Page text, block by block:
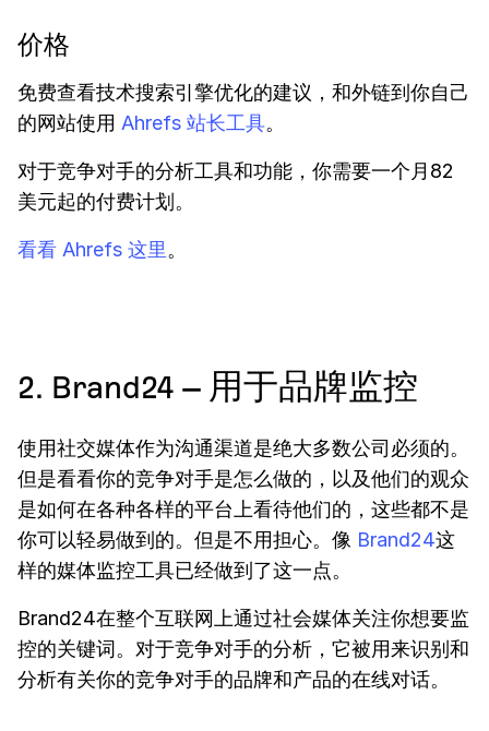
价格
免费查看技术搜索引擎优化的建议，和外链到你自己
的网站使用 Ahrefs 站长工具。
对于竞争对手的分析工具和功能，你需要一个月82
美元起的付费计划。
看看 Ahrefs 这里。
2. Brand24 – 用于品牌监控
使用社交媒体作为沟通渠道是绝大多数公司必须的。
但是看看你的竞争对手是怎么做的，以及他们的观众
是如何在各种各样的平台上看待他们的，这些都不是
你可以轻易做到的。但是不用担心。像 Brand24这
样的媒体监控工具已经做到了这一点。
Brand24在整个互联网上通过社会媒体关注你想要监
控的关键词。对于竞争对手的分析，它被用来识别和
分析有关你的竞争对手的品牌和产品的在线对话。